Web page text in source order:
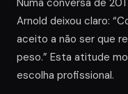
Arnold deixou claro:
aceito a não ser que
peso.” Esta atitude
escolha profissional.